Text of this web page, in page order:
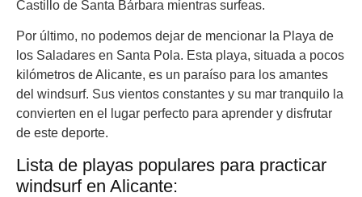
Castillo de Santa Bárbara mientras surfeas.
Por último, no podemos dejar de mencionar la Playa de
los Saladares en Santa Pola. Esta playa, situada a pocos
kilómetros de Alicante, es un paraíso para los amantes
del windsurf. Sus vientos constantes y su mar tranquilo la
convierten en el lugar perfecto para aprender y disfrutar
de este deporte.
Lista de playas populares para practicar
windsurf en Alicante: